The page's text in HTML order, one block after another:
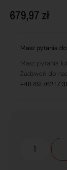
679,97 zł
Masz pytania
Masz pytania
Zadzwoń do
+48 89 762 17